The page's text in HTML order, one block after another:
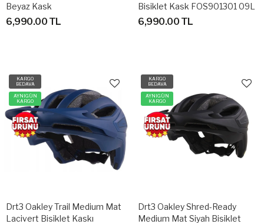
Beyaz Kask
6,990.00 TL
Bisiklet Kask FOS901301 09L
MEDİUM
6,990.00 TL
KARGO
BEDAVA
AYNIGÜN
KARGO
Drt3 Oakley Trail Medium Mat
Lacivert Bisiklet Kaskı
KARGO
BEDAVA
AYNIGÜN
KARGO
Drt3 Oakley Shred-Ready
Medium Mat Siyah Bisiklet